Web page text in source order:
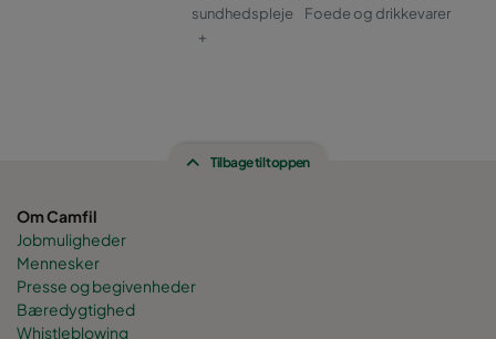
sundhedspleje
Foede og drikkevarer
+
Tilbage til toppen
Om Camfil
Jobmuligheder
Mennesker
Presse og begivenheder
Bæredygtighed
Whistleblowing